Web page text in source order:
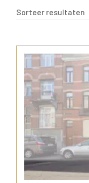
Sorteer resultaten